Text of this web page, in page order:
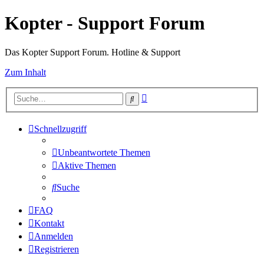
Kopter - Support Forum
Das Kopter Support Forum. Hotline & Support
Zum Inhalt
Suche
Schnellzugriff
Unbeantwortete Themen
Aktive Themen
Suche
FAQ
Kontakt
Anmelden
Registrieren